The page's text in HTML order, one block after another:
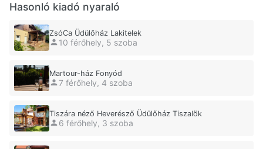
Hasonló kiadó nyaraló
ZsóCa Üdülőház Lakitelek
10 férőhely, 5 szoba
Martour-ház Fonyód
7 férőhely, 4 szoba
Tiszára néző Heverésző Üdülőház Tiszalök
6 férőhely, 3 szoba